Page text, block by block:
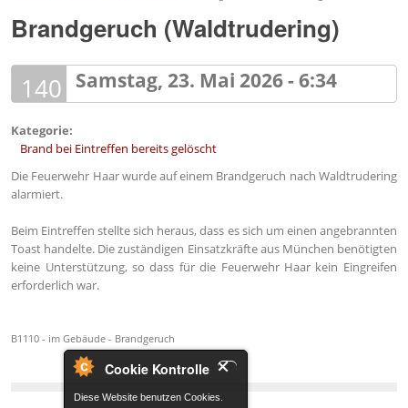
Cookie Kontrolle
Diese Website benutzen Cookies.
Brandgeruch (Waldtrudering)
140 Samstag, 23. Mai 2026 - 6:34
Kategorie:
Brand bei Eintreffen bereits gelöscht
Die Feuerwehr Haar wurde auf einem Brandgeruch nach Waldtrudering
alarmiert.
Beim Eintreffen stellte sich heraus, dass es sich um einen angebrannten
Toast handelte. Die zuständigen Einsatzkräfte aus München benötigten
keine Unterstützung, so dass für die Feuerwehr Haar kein Eingreifen
erforderlich war.
B1110 - im Gebäude - Brandgeruch